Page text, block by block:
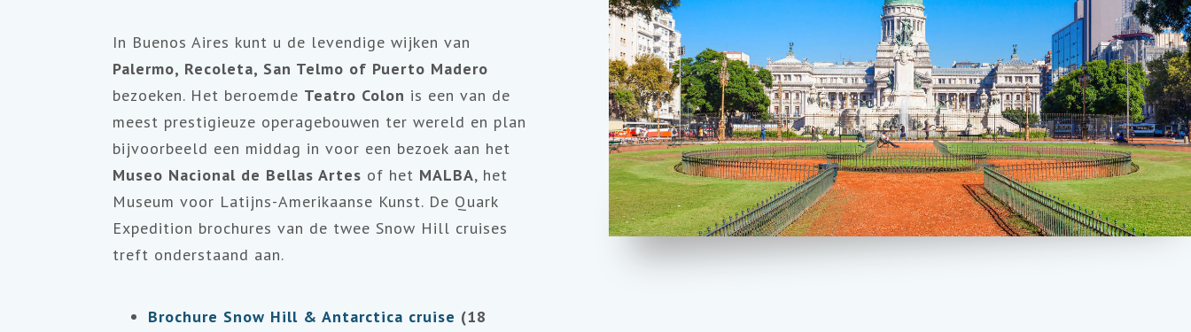
In Buenos Aires kunt u de levendige wijken van
Palermo, Recoleta, San Telmo of Puerto Madero
bezoeken. Het beroemde Teatro Colon is een van de
meest prestigieuze operagebouwen ter wereld en plan
bijvoorbeeld een middag in voor een bezoek aan het
Museo Nacional de Bellas Artes of het MALBA, het
Museum voor Latijns-Amerikaanse Kunst. De Quark
Expedition brochures van de twee Snow Hill cruises
treft onderstaand aan.
Brochure Snow Hill & Antarctica cruise (18